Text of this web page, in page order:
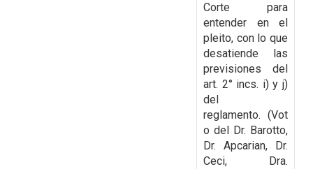
Corte para
entender en el
pleito, con lo que
desatiende las
previsiones del
art. 2° incs. i) y j)
del
reglamento. (Vot
o del Dr. Barotto,
Dr. Apcarian, Dr.
Ceci, Dra.